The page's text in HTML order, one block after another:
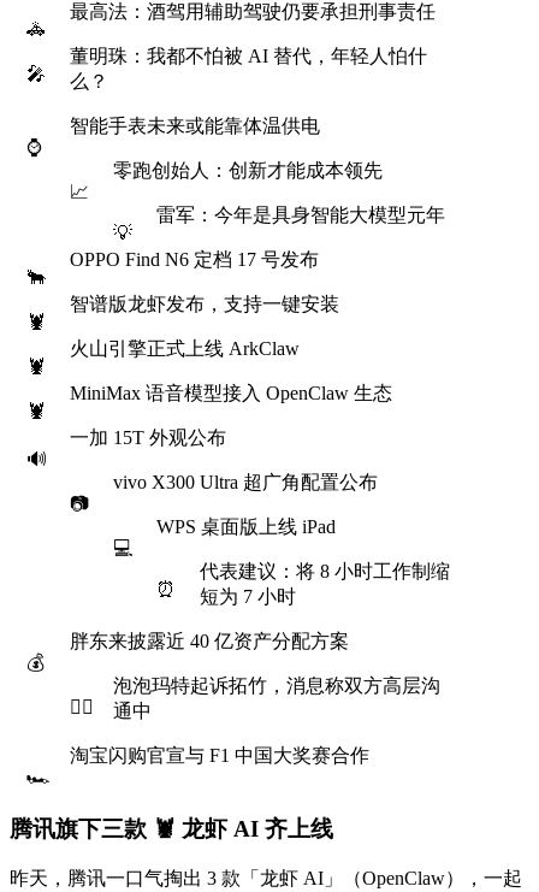
🚓
最高法：酒驾用辅助驾驶仍要承担刑事责任
🎤
董明珠：我都不怕被 AI 替代，年轻人怕什
么？
⌚️
智能手表未来或能靠体温供电
📈
零跑创始人：创新才能成本领先
💡
雷军：今年是具身智能大模型元年
🐂
OPPO Find N6 定档 17 号发布
🦞
智谱版龙虾发布，支持一键安装
🦞
火山引擎正式上线 ArkClaw
🦞
MiniMax 语音模型接入 OpenClaw 生态
🔊
一加 15T 外观公布
📷
vivo X300 Ultra 超广角配置公布
💻
WPS 桌面版上线 iPad
⏰
代表建议：将 8 小时工作制缩
短为 7 小时
💰
胖东来披露近 40 亿资产分配方案
👩‍⚖️
泡泡玛特起诉拓竹，消息称双方高层沟
通中
🏎
淘宝闪购官宣与 F1 中国大奖赛合作
腾讯旗下三款 🦞 龙虾 AI 齐上线
昨天，腾讯一口气掏出 3 款「龙虾 AI」（OpenClaw），一起